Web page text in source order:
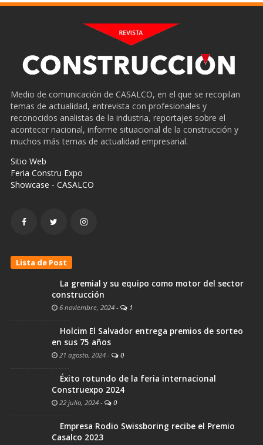
Medio de comunicación de CASALCO, en el que se recopilan
temas de actualidad, entrevista con profesionales y
reconocidos analistas de la industria, reportajes sobre el
acontecer nacional, informe situacional de la construcción y
muchos más temas de actualidad empresarial.
Sitio Web
Feria Constru Expo
Showcase - CASALCO
Lista de Post
La gremial y su equipo como motor del sector
construcción
6 noviembre, 2024 - 1
Holcim El Salvador entrega premios de sorteo
en sus 75 años
21 agosto, 2024 - 0
Éxito rotundo de la feria internacional
Construexpo 2024
22 julio, 2024 - 0
Empresa Rodio Swissboring recibe el Premio
Casalco 2023